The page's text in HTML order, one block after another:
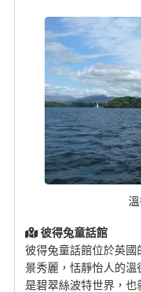
彼得兔童話館
彼得兔童話館位於英
景秀麗，恬靜怡人的
是碧翠絲波特世界，